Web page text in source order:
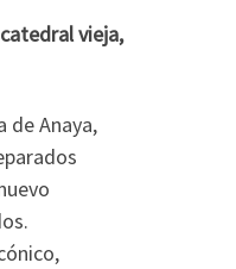
vieja,
de Anaya,